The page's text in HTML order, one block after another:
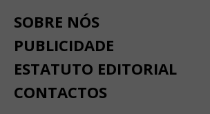
SOBRE NÓS
PUBLICIDADE
ESTATUTO EDITORIAL
CONTACTOS